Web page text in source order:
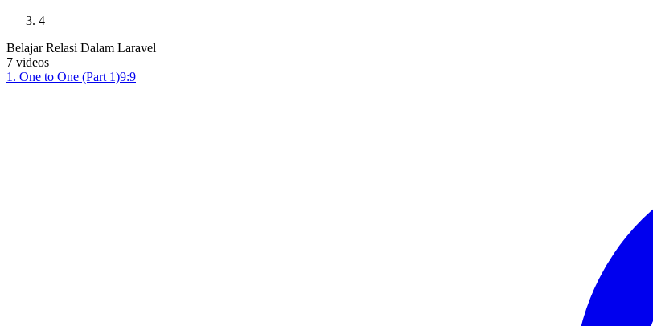
4
Belajar Relasi Dalam Laravel
7 videos
1 . One to One (Part 1)9:9